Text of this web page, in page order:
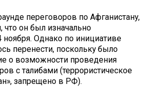
переговоров по Афганистану,
что он был изначально
ноября. Однако по инициативе
перенести, поскольку было
о возможности проведения
с талибами (террористическое
запрещено в РФ).